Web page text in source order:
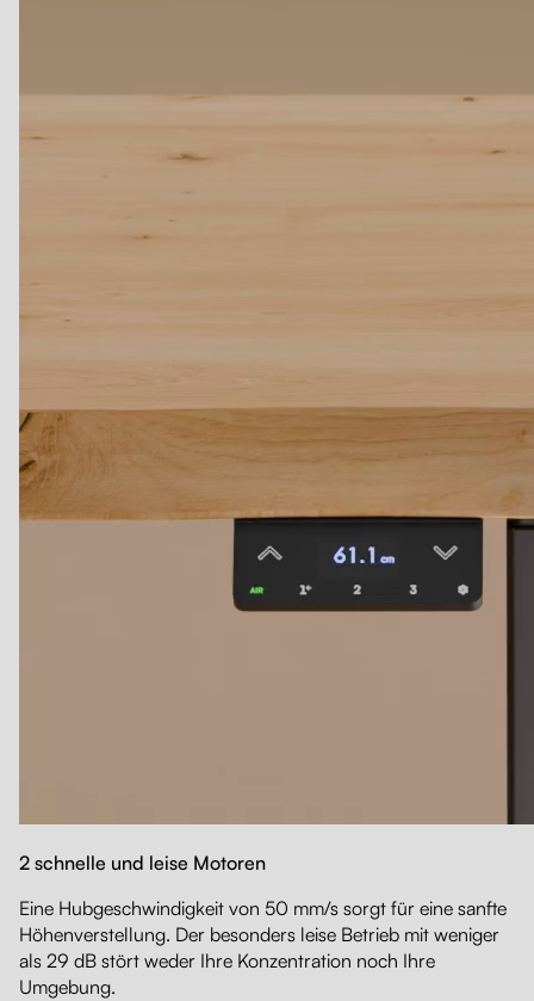
2 schnelle und leise Motoren
Eine Hubgeschwindigkeit von 50 mm/s sorgt für eine sanfte
Höhenverstellung. Der besonders leise Betrieb mit weniger
als 29 dB stört weder Ihre Konzentration noch Ihre
Umgebung.